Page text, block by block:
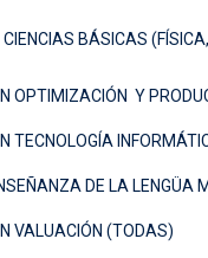
BÁSICAS
OPTIMIZACIÓN Y
TECNOLOGÍA
DE LA LENGÜA
VALUACIÓN (TODAS)